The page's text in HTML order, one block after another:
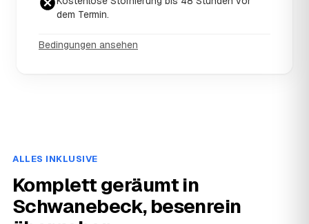
dem Termin.
Bedingungen ansehen
ALLES INKLUSIVE
Komplett geräumt in
Schwanebeck, besenrein